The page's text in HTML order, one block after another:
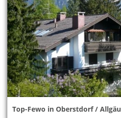
Top-Fewo in Oberstdorf / Allgäu